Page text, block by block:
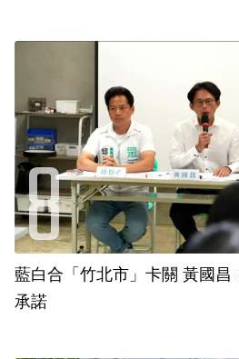
藍白合「竹北市」卡關 黃國昌
承諾